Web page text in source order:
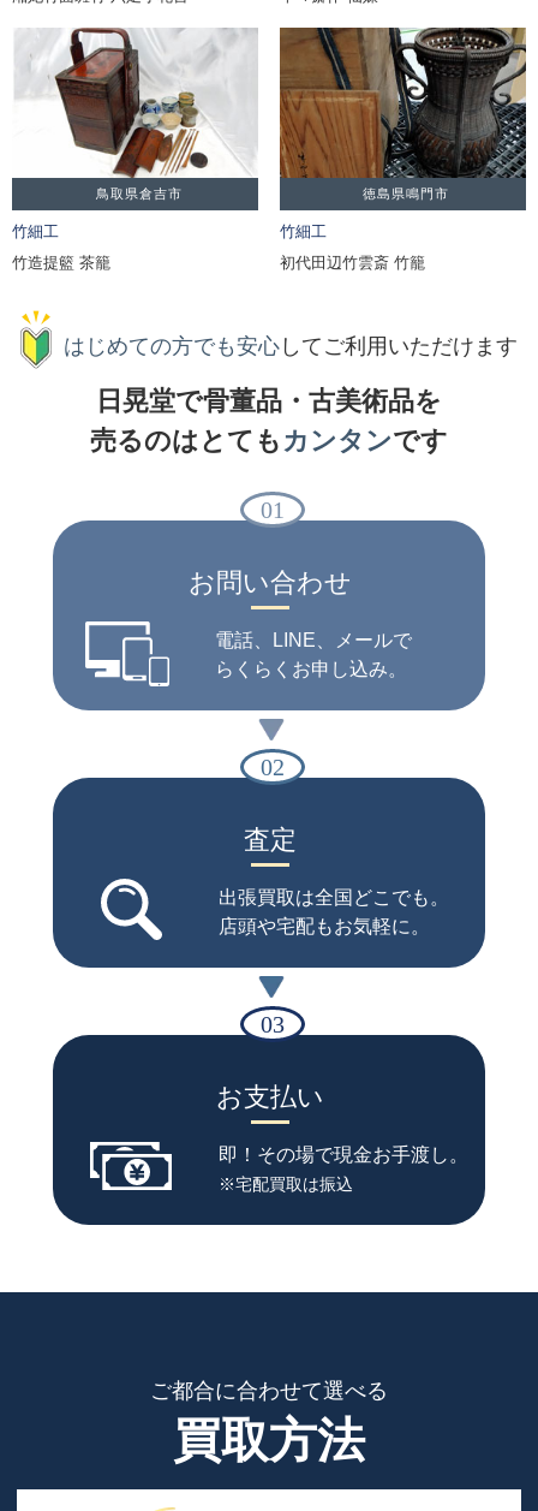
鳥取県倉吉市
竹細工
竹造提籃 茶籠
徳島県鳴門市
竹細工
初代田辺竹雲斎 竹籠
はじめての方でも安心 して ご利用いただけます
日晃堂で骨董品・古美術品を
売るのはとても カンタンです
01
お問い合わせ
電話、 LINE、
メールで
らくらく お申し込み。
02
査定
出張買取は全国どこでも。
店頭や宅配もお気軽に。
03
お支払い
即！その場で現金お手渡し。
※宅配買取は振込
ご都合に合わせて選べる
買取方法